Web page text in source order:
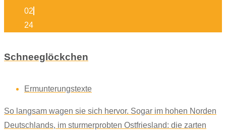
02
24
Schneeglöckchen
Ermunterungstexte
So langsam wagen sie sich hervor. Sogar im hohen Norden
Deutschlands, im sturmerprobten Ostfriesland: die zarten